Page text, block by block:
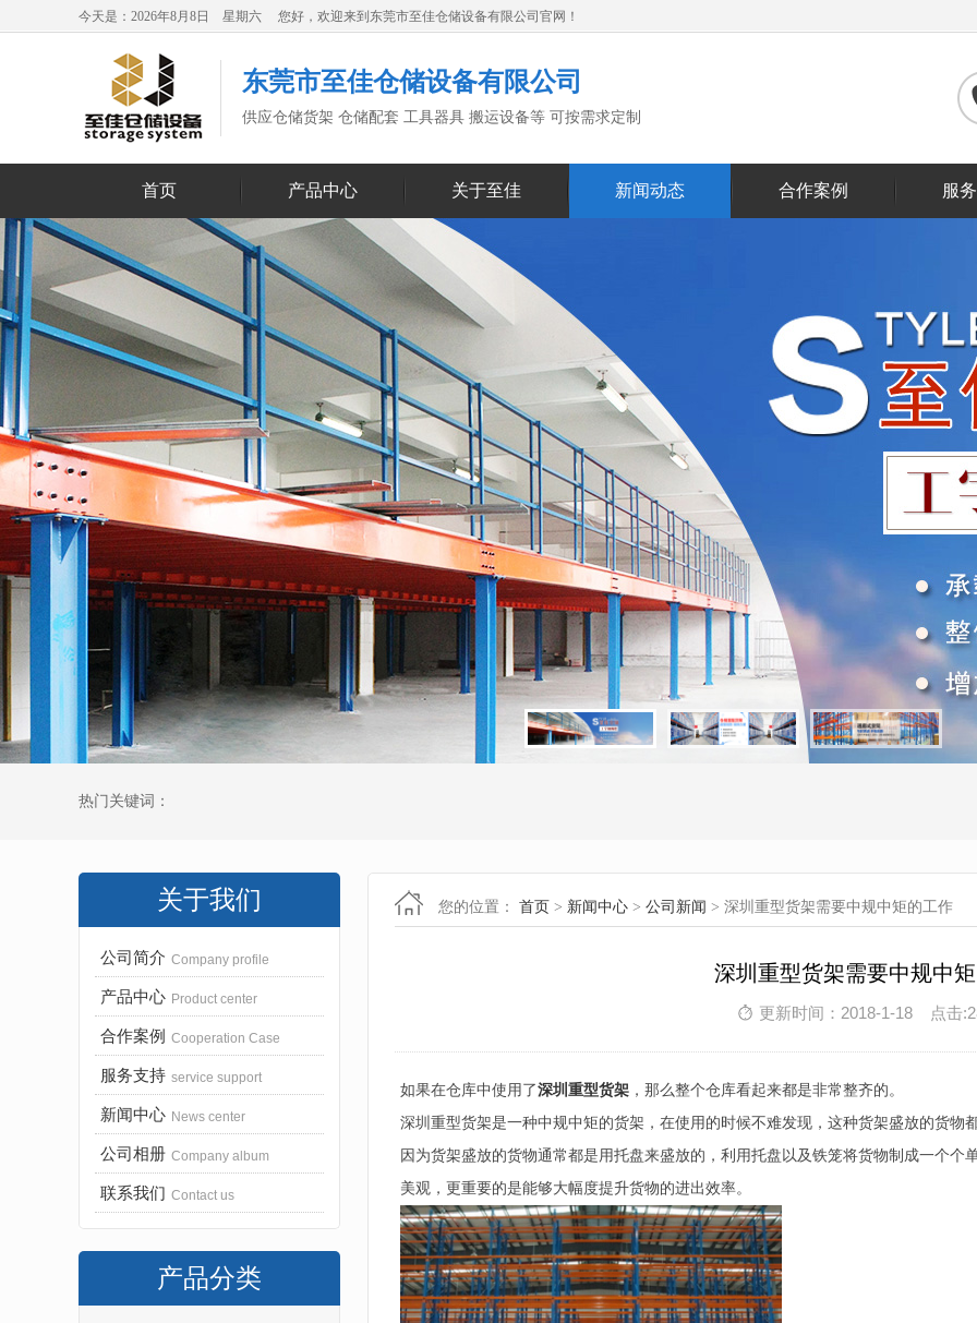
今天是：2026年8月8日 星期六 您好，欢迎来到东莞市至佳仓储设备有限公司官网！
东莞市至佳仓储设备有限公司
供应仓储货架 仓储配套 工具器具 搬运设备等 可按需求定制
首页 产品中心 关于至佳 新闻动态 合作案例 服
热门关键词：
关于我们
公司简介 Company profile
产品中心 Product center
合作案例 Cooperation Case
服务支持 service support
新闻中心 News center
公司相册 Company album
联系我们 Contact us
产品分类
您的位置： 首页 > 新闻中心 > 公司新闻 > 深圳重型货架需要中规中矩的工作
深圳重型货架需要中规中
更新时间：2018-1-18 点击
如果在仓库中使用了深圳重型货架 ，那么整个仓库看起来都是非常整齐的。
深圳重型货架是一种中规中矩的货架，在使用的时候不难发现，这种货架盛放的货物
因为货架盛放的货物通常都是用托盘来盛放的，利用托盘以及铁笼将货物制成一个
美观，更重要的是能够大幅度提升货物的进出效率。